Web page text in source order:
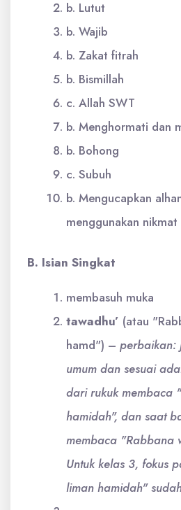
b. Lutut
b. Wajib
b. Zakat fitrah
b. Bismillah
c. Allah SWT
b. Menghormati dan
b. Bohong
c. Subuh
b. Mengucapkan
menggunakan
B. Isian Singkat
membasuh muka
tawadhu’ (atau
hamd") – perbaikan:
umum dan sesuai
dari rukuk membaca
hamidah", dan saat
membaca "Rabbana
Untuk kelas 3, fokus
liman hamidah"